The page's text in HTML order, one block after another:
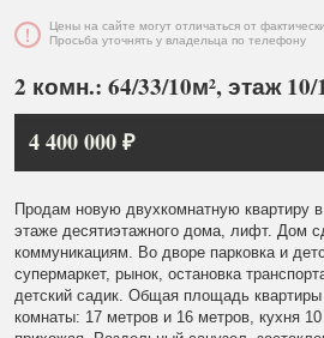
Цены на сайте могут отличаться от
Просьба уточнять у владельца по телефону
2 комн.: 64/33/10м², этаж 10/
4 400 000 ₽
Продам новую двухкомнатную квартиру
этаже десятиэтажного дома, лифт. Дом
коммуникациям. Во дворе парковка и
супермаркет, рынок, остановка
детский садик. Общая площадь
комнаты: 17 метров и 16 метров, кухня